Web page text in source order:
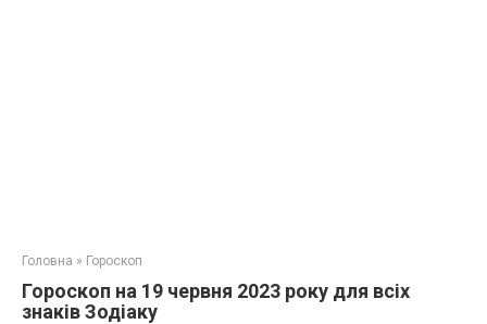
Головна » Гороскоп
Гороскоп на 19 червня 2023 року для всіх
знаків Зодіаку